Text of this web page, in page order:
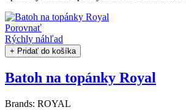
Porovnať
Rýchly náhľad
+ Pridať do košíka
Batoh na topánky Royal
Brands: ROYAL